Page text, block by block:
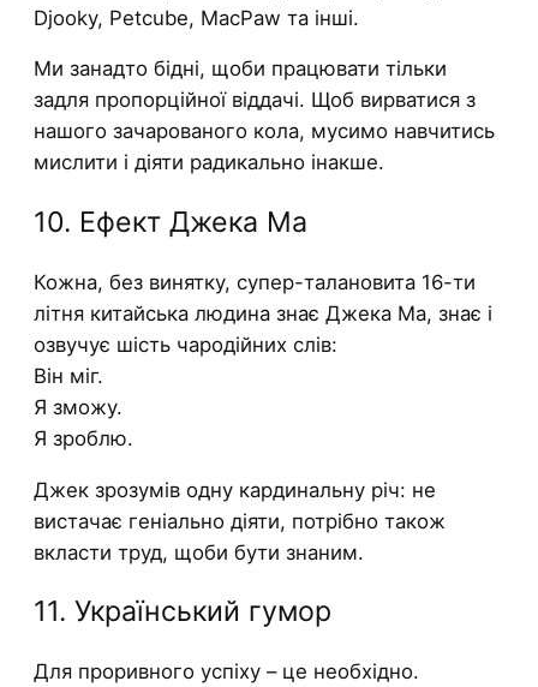
Djooky, Petcube, MacPaw та інші.
Ми занадто бідні, щоби працювати тільки
задля пропорційної віддачі. Щоб вирватися з
нашого зачарованого кола, мусимо навчитись
мислити і діяти радикально інакше.
10. Ефект Джека Ма
Кожна, без винятку, супер-талановита 16-ти
літня китайська людина знає Джека Ма, знає і
озвучує шість чародійних слів:
Він міг.
Я зможу.
Я зроблю.
Джек зрозумів одну кардинальну річ: не
вистачає геніально діяти, потрібно також
вкласти труд, щоби бути знаним.
11. Український гумор
Для проривного успіху – це необхідно.